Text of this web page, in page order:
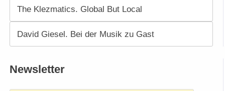
The Klezmatics. Global But Local
David Giesel. Bei der Musik zu Gast
Newsletter